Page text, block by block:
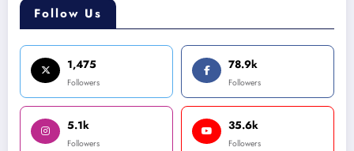
Follow Us
1,475
Followers
78.9k
Followers
5.1k
Followers
35.6k
Followers